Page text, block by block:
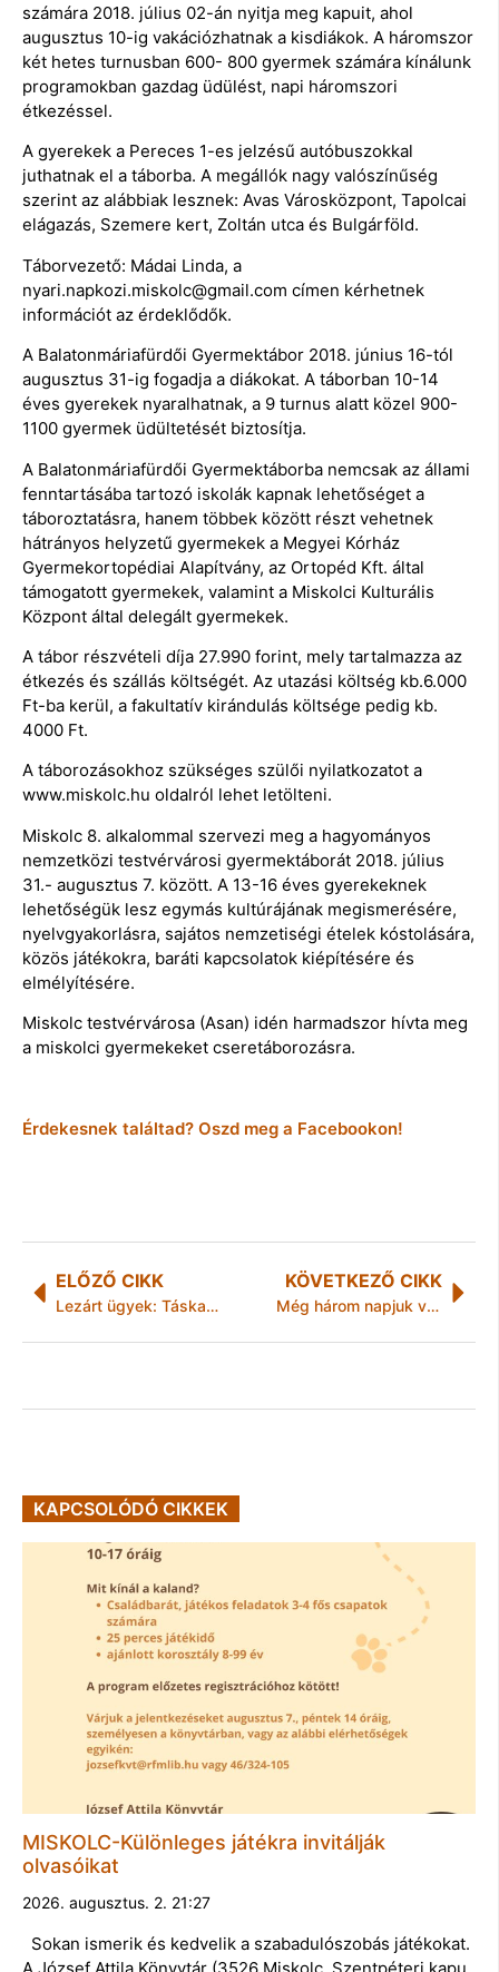
számára 2018. július 02-án nyitja meg kapuit, ahol
augusztus 10-ig vakációzhatnak a kisdiákok. A háromszor
két hetes turnusban 600- 800 gyermek számára kínálunk
programokban gazdag üdülést, napi háromszori
étkezéssel.
A gyerekek a Pereces 1-es jelzésű autóbuszokkal
juthatnak el a táborba. A megállók nagy valószínűség
szerint az alábbiak lesznek: Avas Városközpont, Tapolcai
elágazás, Szemere kert, Zoltán utca és Bulgárföld.
Táborvezető: Mádai Linda, a
nyari.napkozi.miskolc@gmail.com címen kérhetnek
információt az érdeklődők.
A Balatonmáriafürdői Gyermektábor 2018. június 16-tól
augusztus 31-ig fogadja a diákokat. A táborban 10-14
éves gyerekek nyaralhatnak, a 9 turnus alatt közel 900-
1100 gyermek üdültetését biztosítja.
A Balatonmáriafürdői Gyermektáborba nemcsak az állami
fenntartásába tartozó iskolák kapnak lehetőséget a
táboroztatásra, hanem többek között részt vehetnek
hátrányos helyzetű gyermekek a Megyei Kórház
Gyermekortopédiai Alapítvány, az Ortopéd Kft. által
támogatott gyermekek, valamint a Miskolci Kulturális
Központ által delegált gyermekek.
A tábor részvételi díja 27.990 forint, mely tartalmazza az
étkezés és szállás költségét. Az utazási költség kb.6.000
Ft-ba kerül, a fakultatív kirándulás költsége pedig kb.
4000 Ft.
A táborozásokhoz szükséges szülői nyilatkozatot a
www.miskolc.hu oldalról lehet letölteni.
Miskolc 8. alkalommal szervezi meg a hagyományos
nemzetközi testvérvárosi gyermektáborát 2018. július
31.- augusztus 7. között. A 13-16 éves gyerekeknek
lehetőségük lesz egymás kultúrájának megismerésére,
nyelvgyakorlásra, sajátos nemzetiségi ételek kóstolására,
közös játékokra, baráti kapcsolatok kiépítésére és
elmélyítésére.
Miskolc testvérvárosa (Asan) idén harmadszor hívta meg
a miskolci gyermekeket cseretáborozásra.
Érdekesnek találtad? Oszd meg a Facebookon!
ELŐZŐ CIKK
Lezárt ügyek: Táskarabló
KÖVETKEZŐ CIKK
Még három napjuk van a civilszervezeteknek
KAPCSOLÓDÓ CIKKEK
MISKOLC-Különleges játékra invitálják
olvasóikat
2026. augusztus. 2. 21:27
Sokan ismerik és kedvelik a szabadulószobás játékokat.